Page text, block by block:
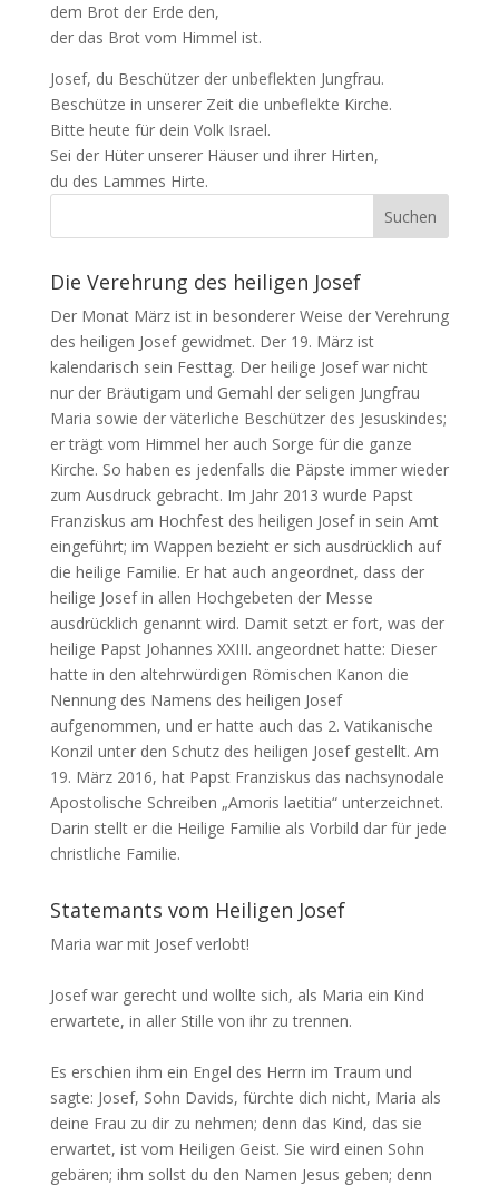
dem Brot der Erde den,
der das Brot vom Himmel ist.
Josef, du Beschützer der unbeflekten Jungfrau.
Beschütze in unserer Zeit die unbeflekte Kirche.
Bitte heute für dein Volk Israel.
Sei der Hüter unserer Häuser und ihrer Hirten,
du des Lammes Hirte.
Die Verehrung des heiligen Josef
Der Monat März ist in besonderer Weise der Verehrung
des heiligen Josef gewidmet. Der 19. März ist
kalendarisch sein Festtag. Der heilige Josef war nicht
nur der Bräutigam und Gemahl der seligen Jungfrau
Maria sowie der väterliche Beschützer des Jesuskindes;
er trägt vom Himmel her auch Sorge für die ganze
Kirche. So haben es jedenfalls die Päpste immer wieder
zum Ausdruck gebracht. Im Jahr 2013 wurde Papst
Franziskus am Hochfest des heiligen Josef in sein Amt
eingeführt; im Wappen bezieht er sich ausdrücklich auf
die heilige Familie. Er hat auch angeordnet, dass der
heilige Josef in allen Hochgebeten der Messe
ausdrücklich genannt wird. Damit setzt er fort, was der
heilige Papst Johannes XXIII. angeordnet hatte: Dieser
hatte in den altehrwürdigen Römischen Kanon die
Nennung des Namens des heiligen Josef
aufgenommen, und er hatte auch das 2. Vatikanische
Konzil unter den Schutz des heiligen Josef gestellt. Am
19. März 2016, hat Papst Franziskus das nachsynodale
Apostolische Schreiben „Amoris laetitia“ unterzeichnet.
Darin stellt er die Heilige Familie als Vorbild dar für jede
christliche Familie.
Statemants vom Heiligen Josef
Maria war mit Josef verlobt!
Josef war gerecht und wollte sich, als Maria ein Kind
erwartete, in aller Stille von ihr zu trennen.
Es erschien ihm ein Engel des Herrn im Traum und
sagte: Josef, Sohn Davids, fürchte dich nicht, Maria als
deine Frau zu dir zu nehmen; denn das Kind, das sie
erwartet, ist vom Heiligen Geist. Sie wird einen Sohn
gebären; ihm sollst du den Namen Jesus geben; denn